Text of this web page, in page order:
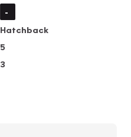
-
Hatchback
5
3